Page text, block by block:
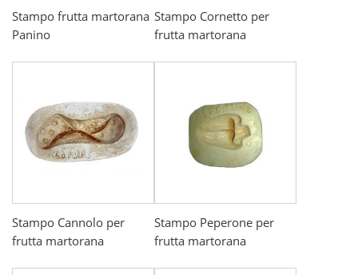
Stampo frutta martorana
Panino
Stampo Cornetto per
frutta martorana
Stampo Cannolo per
frutta martorana
Stampo Peperone per
frutta martorana